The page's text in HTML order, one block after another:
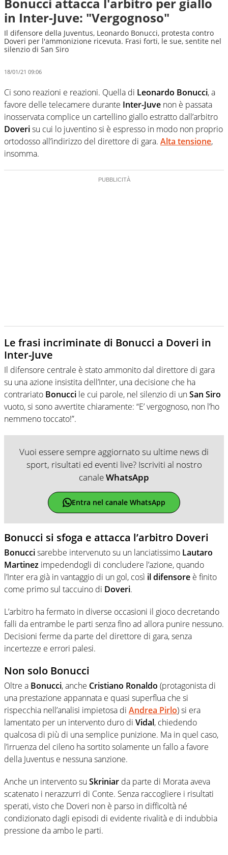
in Inter-Juve: "Vergognoso"
Il difensore della Juventus, Leonardo Bonucci, protesta contro
Doveri per l'ammonizione ricevuta. Frasi forti, le sue, sentite nel
silenzio di San Siro
18/01/21 09:06
Ci sono reazioni e reazioni. Quella di Leonardo Bonucci, a
favore delle telecamere durante Inter-Juve non è passata
inosservata complice un cartellino giallo estratto dall’arbitro
Doverisu cui lo juventino si è espresso in modo non proprio
ortodosso all’indirizzo del direttore di gara. Alta tensione,
insomma.
Le frasi incriminate di Bonucci a Doveri in
Inter-Juve
Il difensore centrale è stato ammonito dal direttore di gara
su una azione insistita dell’Inter, una decisione che ha
contrariato Bonucci le cui parole, nel silenzio di unSan Siro
vuoto, si sono avvertite chiaramente: “E’ vergognoso, non l’ho
nemmeno toccato!”.
Vuoi essere sempre aggiornato su ultime news di
sport, risultati ed eventi live? Iscriviti al nostro
canaleWhatsApp
Entra nel canale WhatsApp
Bonucci si sfoga e attacca l’arbitro Doveri
Bonuccisarebbe intervenuto su un lanciatissimo Lautaro
Martinez impedendogli di concludere l’azione, quando
l’Inter era già in vantaggio di un gol, così il difensore è finito
come primo sul taccuino di Doveri.
L’arbitro ha fermato in diverse occasioni il gioco decretando
falli da entrambe le parti senza fino ad allora punire nessuno.
Decisioni ferme da parte del direttore di gara, senza
incertezze e errori palesi.
Non solo Bonucci
Oltre a Bonucci, anche Cristiano Ronaldo (protagonista di
una prestazione appannata e quasi superflua che si
rispecchia nell’analisi impietosa di Andrea Pirlo) si era
lamentato per un intervento duro di Vidal, chiedendo
qualcosa di più di una semplice punizione. Ma in quel caso,
l’irruenza del cileno ha sortito solamente un fallo a favore
della Juventus e nessuna sanzione.
Anche un intervento su Skriniar da parte di Morata aveva
scatenato i nerazzurri di Conte. Senza raccogliere i risultati
sperati, visto che Doveri non è parso in difficoltà né
condizionato dagli episodi di evidente rivalità e di indubbia
pressione da ambo le parti.